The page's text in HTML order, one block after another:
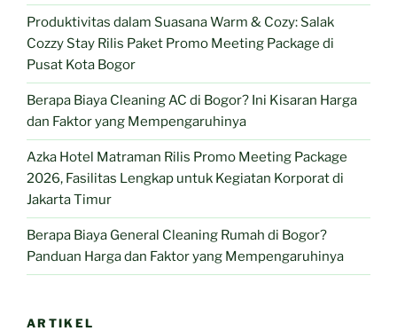
Produktivitas dalam Suasana Warm & Cozy: Salak
Cozzy Stay Rilis Paket Promo Meeting Package di
Pusat Kota Bogor
Berapa Biaya Cleaning AC di Bogor? Ini Kisaran Harga
dan Faktor yang Mempengaruhinya
Azka Hotel Matraman Rilis Promo Meeting Package
2026, Fasilitas Lengkap untuk Kegiatan Korporat di
Jakarta Timur
Berapa Biaya General Cleaning Rumah di Bogor?
Panduan Harga dan Faktor yang Mempengaruhinya
ARTIKEL